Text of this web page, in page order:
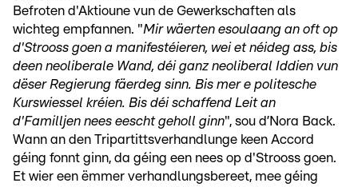
Befroten d'Aktioune vun de Gewerkschaften als
wichteg empfannen. "Mir wäerten esoulaang an oft op
d'Strooss goen a manifestéieren, wei et néideg ass, bis
deen neoliberale Wand, déi ganz neoliberal Iddien vun
dëser Regierung fäerdeg sinn. Bis mer e politesche
Kurswiessel kréien. Bis déi schaffend Leit an
d'Familljen nees eescht geholl ginn", sou d’Nora Back.
Wann an den Tripartittsverhandlunge keen Accord
géing fonnt ginn, da géing een nees op d'Strooss goen.
Et wier een ëmmer verhandlungsbereet, mee géing